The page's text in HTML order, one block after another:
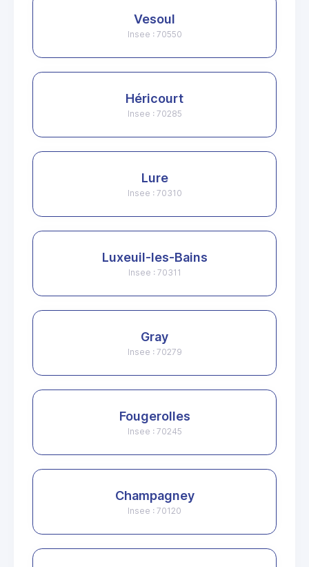
Vesoul
Insee : 70550
Héricourt
Insee : 70285
Lure
Insee : 70310
Luxeuil-les-Bains
Insee : 70311
Gray
Insee : 70279
Fougerolles
Insee : 70245
Champagney
Insee : 70120